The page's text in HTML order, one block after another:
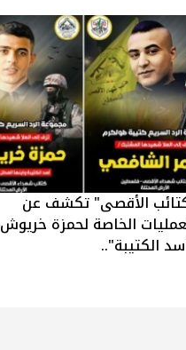
الأقصى" تكشف عن
الخاصة لحمزة خريوش
الكتيبة"..